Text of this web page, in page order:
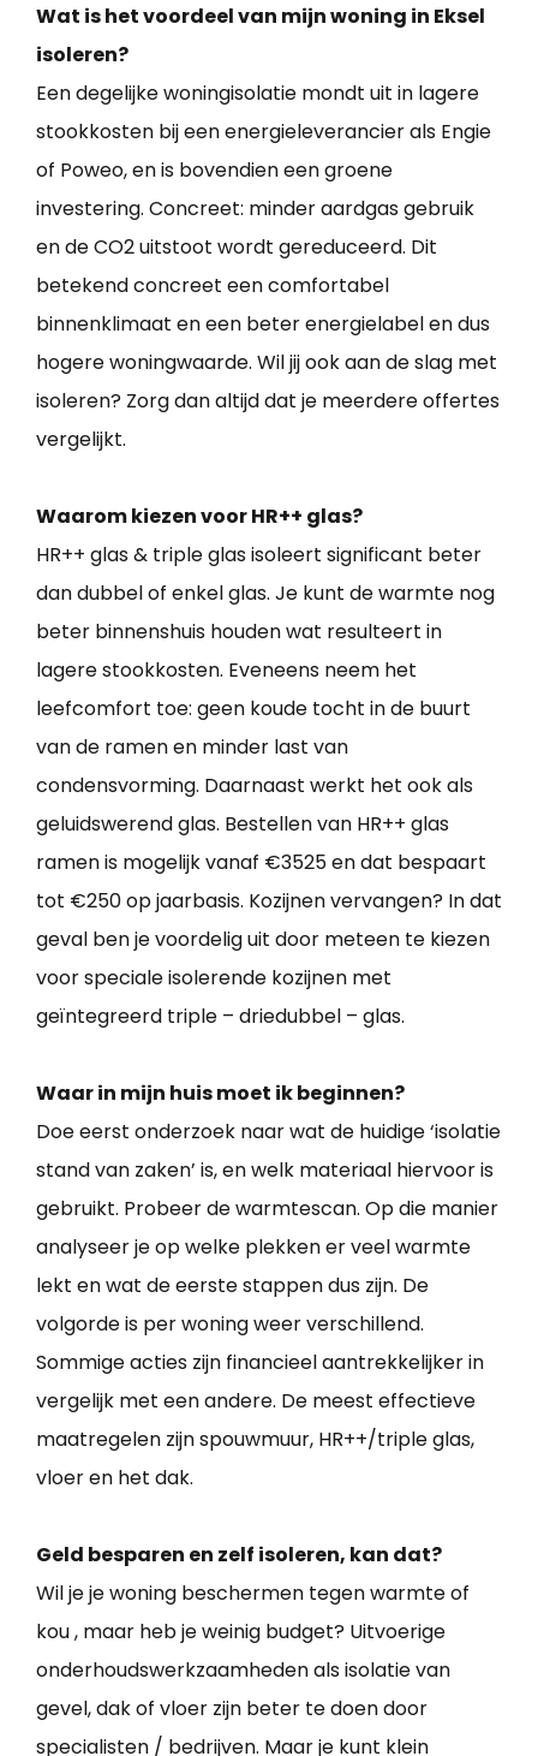
Wat is het voordeel van mijn woning in Eksel
isoleren?
Een degelijke woningisolatie mondt uit in lagere
stookkosten bij een energieleverancier als Engie
of Poweo, en is bovendien een groene
investering. Concreet: minder aardgas gebruik
en de CO2 uitstoot wordt gereduceerd. Dit
betekend concreet een comfortabel
binnenklimaat en een beter energielabel en dus
hogere woningwaarde. Wil jij ook aan de slag met
isoleren? Zorg dan altijd dat je meerdere offertes
vergelijkt.
Waarom kiezen voor HR++ glas?
HR++ glas & triple glas isoleert significant beter
dan dubbel of enkel glas. Je kunt de warmte nog
beter binnenshuis houden wat resulteert in
lagere stookkosten. Eveneens neem het
leefcomfort toe: geen koude tocht in de buurt
van de ramen en minder last van
condensvorming. Daarnaast werkt het ook als
geluidswerend glas. Bestellen van HR++ glas
ramen is mogelijk vanaf €3525 en dat bespaart
tot €250 op jaarbasis. Kozijnen vervangen? In dat
geval ben je voordelig uit door meteen te kiezen
voor speciale isolerende kozijnen met
geïntegreerd triple – driedubbel – glas.
Waar in mijn huis moet ik beginnen?
Doe eerst onderzoek naar wat de huidige ‘isolatie
stand van zaken’ is, en welk materiaal hiervoor is
gebruikt. Probeer de warmtescan. Op die manier
analyseer je op welke plekken er veel warmte
lekt en wat de eerste stappen dus zijn. De
volgorde is per woning weer verschillend.
Sommige acties zijn financieel aantrekkelijker in
vergelijk met een andere. De meest effectieve
maatregelen zijn spouwmuur, HR++/triple glas,
vloer en het dak.
Geld besparen en zelf isoleren, kan dat?
Wil je je woning beschermen tegen warmte of
kou , maar heb je weinig budget? Uitvoerige
onderhoudswerkzaamheden als isolatie van
gevel, dak of vloer zijn beter te doen door
specialisten / bedrijven. Maar je kunt klein